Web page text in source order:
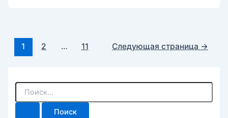
Постраничная
навигация
1 2 … 11 Следующая страница →
П
и